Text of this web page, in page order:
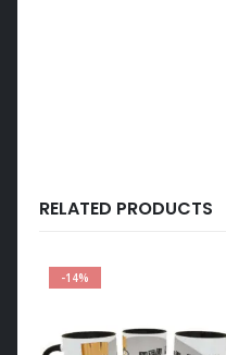
RELATED PRODUCTS
-14%